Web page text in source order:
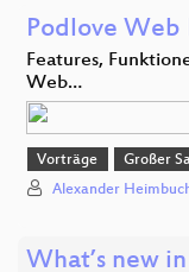
Podlove Web
Features,
Web…
Vorträge Großer
Alexander
What’s new